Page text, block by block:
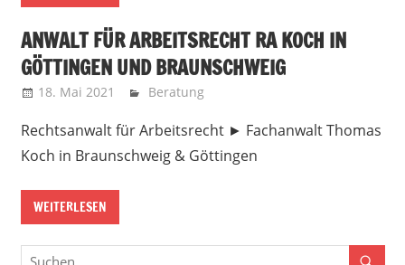
ANWALT FÜR ARBEITSRECHT RA KOCH IN
GÖTTINGEN UND BRAUNSCHWEIG
18. Mai 2021 Marko
Beratung
Rechtsanwalt für Arbeitsrecht ► Fachanwalt Thomas
Koch in Braunschweig & Göttingen
WEITERLESEN